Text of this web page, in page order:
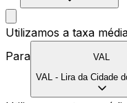
Utilizamos a taxa
Para
VAL
VAL - Lira da Cidade